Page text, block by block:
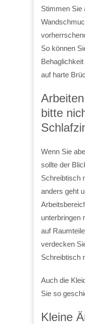
Stimmen Sie
So können
auf harte
bitte
Wenn Sie
sollte der
Schreibtisch
anders geht
unterbringen
auf
verdecken
Schreibtisch
Auch die
Sie so
Kleine